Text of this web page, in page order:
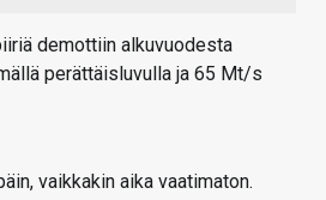
demottiin alkuvuodesta
perättäisluvulla ja 65 Mt/s
vaikkakin aika vaatimaton.